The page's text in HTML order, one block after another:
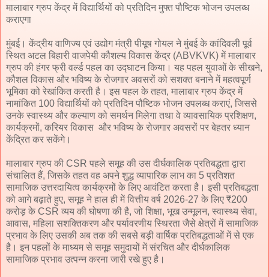
मालाबार ग्रुप केंद्र में विद्यार्थियों को प्रतिदिन मुफ्त पौष्टिक भोजन उपलब्ध
कराएगा
मुंबई। केंद्रीय वाणिज्य एवं उद्योग मंत्री पीयूष गोयल ने मुंबई के कांदिवली पूर्व
स्थित अटल बिहारी वाजपेयी कौशल्य विकास केंद्र (ABVKVK) में मालाबार
ग्रुप की हंगर फ्री वर्ल्ड पहल का उद्घाटन किया। यह पहल युवाओं के सीखने,
कौशल विकास और भविष्य के रोजगार अवसरों को सशक्त बनाने में महत्वपूर्ण
भूमिका को रेखांकित करती है। इस पहल के तहत, मालाबार ग्रुप केंद्र में
नामांकित 100 विद्यार्थियों को प्रतिदिन पौष्टिक भोजन उपलब्ध कराएं, जिससे
उनके स्वास्थ्य और कल्याण को समर्थन मिलेगा तथा वे व्यावसायिक प्रशिक्षण,
कार्यक्रमों, करियर विकास और भविष्य के रोजगार अवसरों पर बेहतर ध्यान
केंद्रित कर सकेंगे।
मालाबार ग्रुप की CSR पहले समूह की उस दीर्घकालिक प्रतिबद्धता द्वारा
संचालित हैं, जिसके तहत वह अपने शुद्ध व्यापारिक लाभ का 5 प्रतिशत
सामाजिक उत्तरदायित्व कार्यक्रमों के लिए आवंटित करता है। इसी प्रतिबद्धता
को आगे बढ़ाते हुए, समूह ने हाल ही में वित्तीय वर्ष 2026-27 के लिए ₹200
करोड़ के CSR व्यय की घोषणा की है, जो शिक्षा, भूख उन्मूलन, स्वास्थ्य सेवा,
आवास, महिला सशक्तिकरण और पर्यावरणीय स्थिरता जैसे क्षेत्रों में सामाजिक
प्रभाव के लिए उसकी अब तक की सबसे बड़ी वार्षिक प्रतिबद्धताओं में से एक
है। इन पहलों के माध्यम से समूह समुदायों में संरचित और दीर्घकालिक
सामाजिक प्रभाव उत्पन्न करना जारी रखे हुए है।